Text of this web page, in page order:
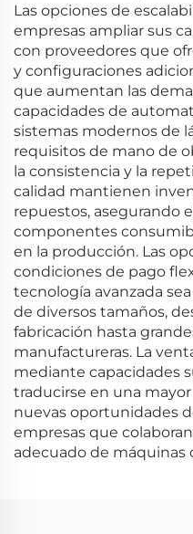
Las opciones de
empresas ampliar sus
con proveedores que
y configuraciones
que aumentan las
capacidades de
sistemas modernos de
requisitos de mano de
la consistencia y la
calidad mantienen
repuestos, asegurando
componentes
en la producción. Las
condiciones de pago
tecnología avanzada
de diversos tamaños,
fabricación hasta
manufactureras. La
mediante capacidades
traducirse en una
nuevas oportunidades
empresas que
adecuado de máquinas